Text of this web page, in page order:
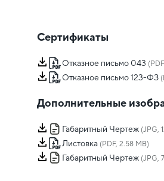
Сертификаты
Отказное письмо 043
Отказное письмо 123-ФЗ
Дополнительные
Габаритный Чертеж (JPG,
Листовка (PDF, 2.58 MB)
Габаритный Чертеж (JPG,